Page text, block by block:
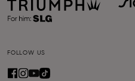
FOLLOW US